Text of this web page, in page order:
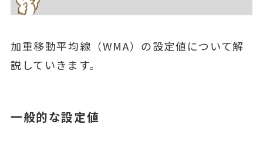
加重移動平均線（WMA）の設定値について解
説していきます。
一般的な設定値